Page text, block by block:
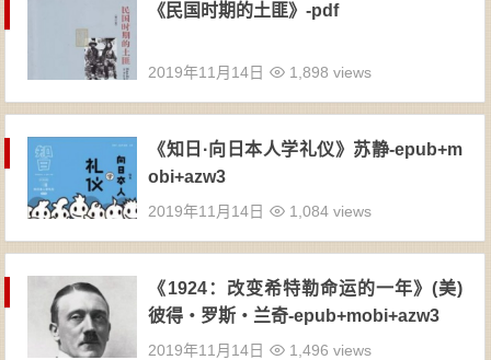
《民国时期的土匪》-pdf
2019年11月14日 1,898 views
《知日·向日本人学礼仪》苏静-epub+m
obi+azw3
2019年11月14日 1,084 views
《1924：改变希特勒命运的一年》(美)
彼得・罗斯・兰奇-epub+mobi+azw3
2019年11月14日 1,496 views